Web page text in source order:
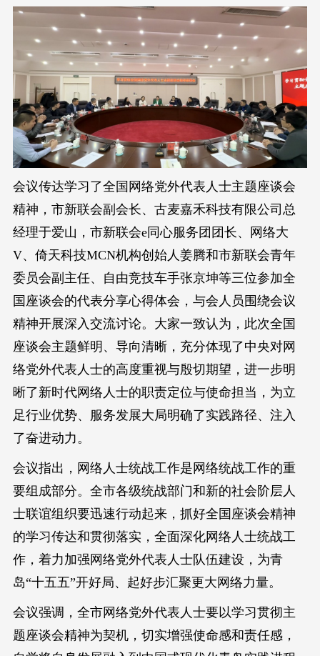
会议传达学习了全国网络党外代表人士主题座谈会
精神，市新联会副会长、古麦嘉禾科技有限公司总
经理于爱山，市新联会e同心服务团团长、网络大
V、倚天科技MCN机构创始人姜腾和市新联会青年
委员会副主任、自由竞技车手张京坤等三位参加全
国座谈会的代表分享心得体会，与会人员围绕会议
精神开展深入交流讨论。大家一致认为，此次全国
座谈会主题鲜明、导向清晰，充分体现了中央对网
络党外代表人士的高度重视与殷切期望，进一步明
晰了新时代网络人士的职责定位与使命担当，为立
足行业优势、服务发展大局明确了实践路径、注入
了奋进动力。
会议指出，网络人士统战工作是网络统战工作的重
要组成部分。全市各级统战部门和新的社会阶层人
士联谊组织要迅速行动起来，抓好全国座谈会精神
的学习传达和贯彻落实，全面深化网络人士统战工
作，着力加强网络党外代表人士队伍建设，为青
岛“十五五”开好局、起好步汇聚更大网络力量。
会议强调，全市网络党外代表人士要以学习贯彻主
题座谈会精神为契机，切实增强使命感和责任感，